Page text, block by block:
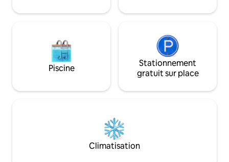
brasero, bois de chauffage, literie,
Piscine
Stationnement
gratuit sur place
Climatisation